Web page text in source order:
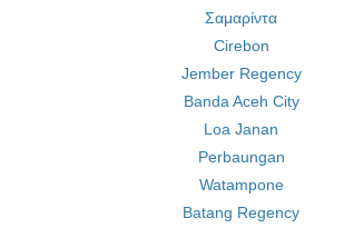
Σαμαρίντα
Cirebon
Jember Regency
Banda Aceh City
Loa Janan
Perbaungan
Watampone
Batang Regency